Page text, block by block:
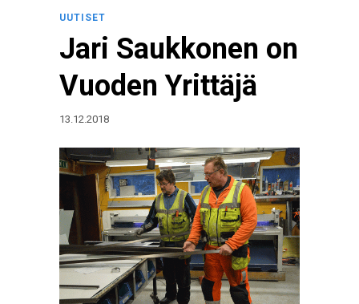
UUTISET
Jari Saukkonen on
Vuoden Yrittäjä
13.12.2018